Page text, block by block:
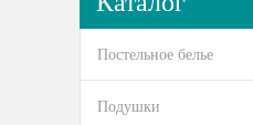
Постельное белье
Подушки